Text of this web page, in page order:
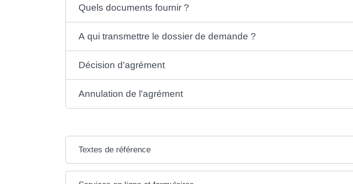
Quels documents fournir ?
A qui transmettre le dossier de demande ?
Décision d'agrément
Annulation de l'agrément
Textes de référence